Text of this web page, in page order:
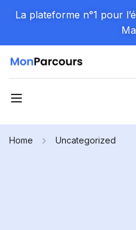
La plateforme n°1 pour
Home Uncategorized